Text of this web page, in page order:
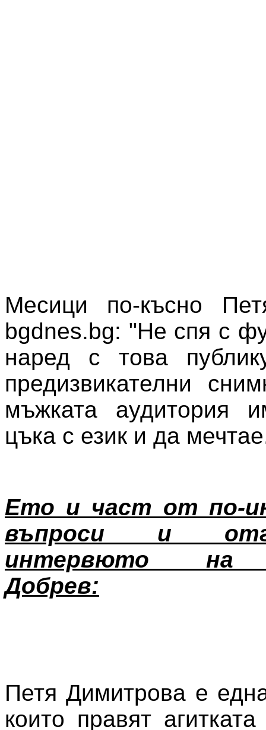
Месици по-късно
bgdnes.bg: "Не спя с
наред с това
предизвикателни
мъжката аудитория
цъка с език и да
Ето и част от по-
въпроси и
интервюто на
Добрев:
Петя Димитрова е
които правят